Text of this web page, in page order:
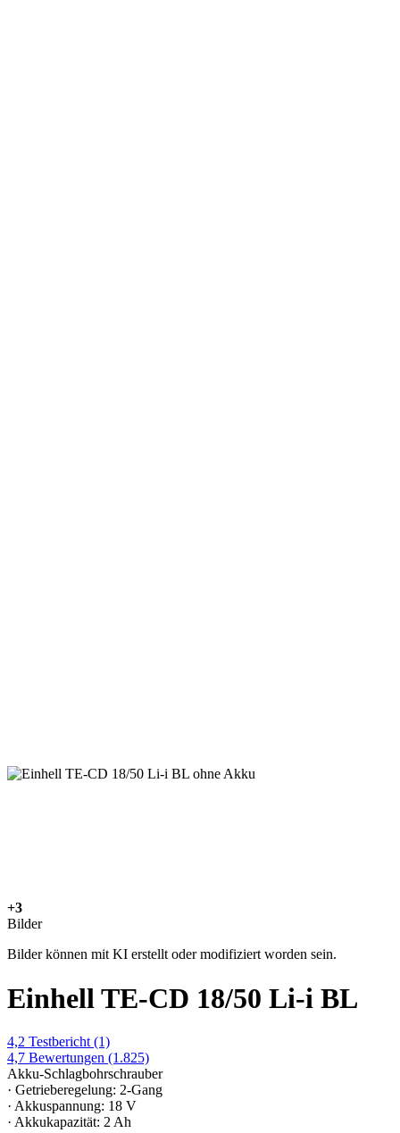
+3
Bilder
Bilder können mit KI erstellt oder modifiziert worden sein.
Einhell TE-CD 18/50 Li-i BL
4,2 Testbericht (1)
4,7 Bewertungen (1.825)
Akku-Schlagbohrschrauber
· Getrieberegelung: 2-Gang
· Akkuspannung: 18 V
· Akkukapazität: 2 Ah